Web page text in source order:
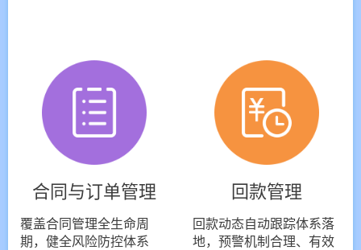
合同与订单管理
覆盖合同管理全生命周
期，健全风险防控体系
回款管理
回款动态自动跟踪体系落
地，预警机制合理、有效